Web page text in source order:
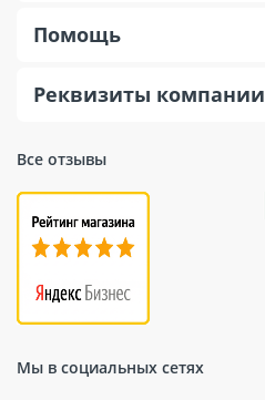
Все отзывы
Мы в социальных сетях
Помощь
Реквизиты компании